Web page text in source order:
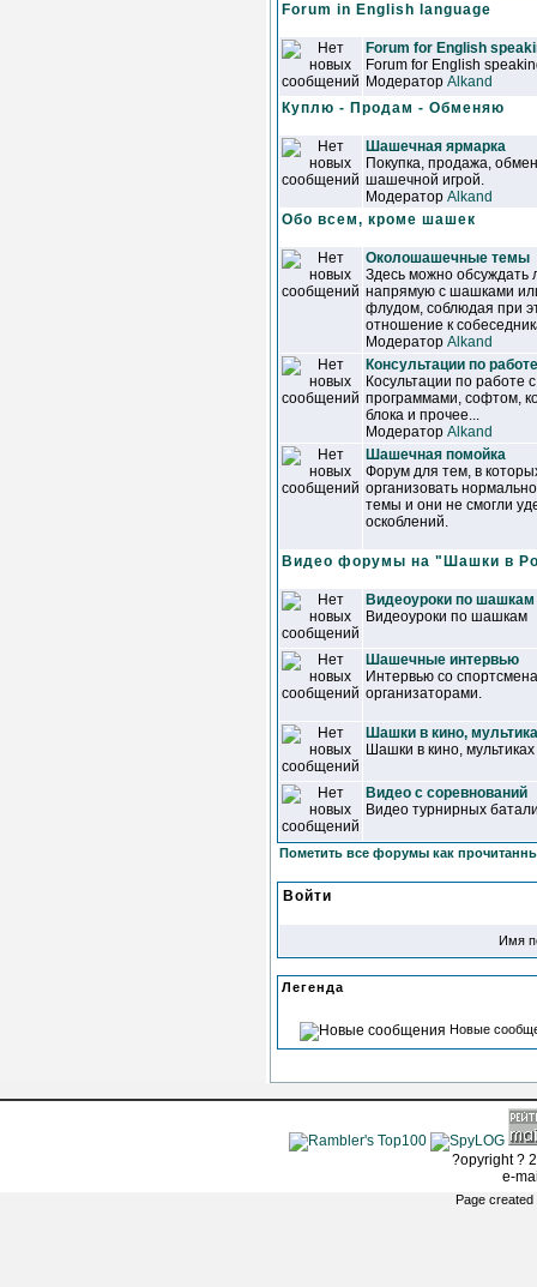
Forum in English language
Forum for English
Forum for English
Модератор Alkand
Куплю - Продам - Обменяю
Шашечная ярмарка
Покупка, продажа,
шашечной игрой.
Модератор Alkand
Обо всем, кроме шашек
Околошашечные темы
Здесь можно
напрямую с шашками
флудом, соблюдая при
отношение к
Модератор Alkand
Консультации по
Косультации по работе
программами, софтом,
блока и прочее...
Модератор Alkand
Шашечная помойка
Форум для тем, в
организовать
темы и они не смогли
оскоблений.
Видео форумы на "Шашки в
Видеоуроки по шашкам
Видеоуроки по шашкам
Шашечные интервью
Интервью со
организаторами.
Шашки в кино,
Шашки в кино,
Видео с соревнований
Видео турнирных
Пометить все форумы как
Войти
Имя
Легенда
Новые
?opyright ?
e-
Page